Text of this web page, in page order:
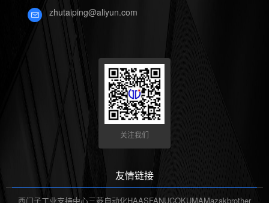
zhutaiping@aliyun.com
关注我们
友情链接
西门子工业支持中心三菱自动化HAASFANUCOKUMAMazakbrother